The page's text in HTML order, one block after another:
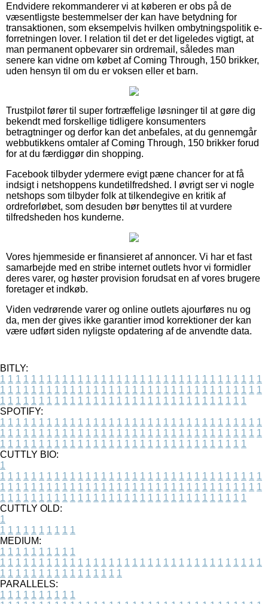
Endvidere rekommanderer vi at køberen er obs på de
væsentligste bestemmelser der kan have betydning for
transaktionen, som eksempelvis hvilken ombytningspolitik e-
forretningen lover. I relation til det er det ligeledes vigtigt, at
man permanent opbevarer sin ordremail, således man
senere kan vidne om købet af Coming Through, 150 brikker,
uden hensyn til om du er voksen eller et barn.
Trustpilot fører til super fortræffelige løsninger til at gøre dig
bekendt med forskellige tidligere konsumenters
betragtninger og derfor kan det anbefales, at du gennemgår
webbutikkens omtaler af Coming Through, 150 brikker forud
for at du færdiggør din shopping.
Facebook tilbyder ydermere evigt pæne chancer for at få
indsigt i netshoppens kundetilfredshed. I øvrigt ser vi nogle
netshops som tilbyder folk at tilkendegive en kritik af
ordreforløbet, som desuden bør benyttes til at vurdere
tilfredsheden hos kunderne.
Vores hjemmeside er finansieret af annoncer. Vi har et fast
samarbejde med en stribe internet outlets hvor vi formidler
deres varer, og høster provision forudsat en af vores brugere
foretager et indkøb.
Viden vedrørende varer og online outlets ajourføres nu og
da, men der gives ikke garantier imod korrektioner der kan
være udført siden nyligste opdatering af de anvendte data.
BITLY:
1 1 1 1 1 1 1 1 1 1 1 1 1 1 1 1 1 1 1 1 1 1 1 1 1 1 1 1 1 1 1 1 1 1
1 1 1 1 1 1 1 1 1 1 1 1 1 1 1 1 1 1 1 1 1 1 1 1 1 1 1 1 1 1 1 1 1 1
1 1 1 1 1 1 1 1 1 1 1 1 1 1 1 1 1 1 1 1 1 1 1 1 1 1 1 1 1 1 1 1
SPOTIFY:
1 1 1 1 1 1 1 1 1 1 1 1 1 1 1 1 1 1 1 1 1 1 1 1 1 1 1 1 1 1 1 1 1 1
1 1 1 1 1 1 1 1 1 1 1 1 1 1 1 1 1 1 1 1 1 1 1 1 1 1 1 1 1 1 1 1 1 1
1 1 1 1 1 1 1 1 1 1 1 1 1 1 1 1 1 1 1 1 1 1 1 1 1 1 1 1 1 1 1 1
CUTTLY BIO:
1
1 1 1 1 1 1 1 1 1 1 1 1 1 1 1 1 1 1 1 1 1 1 1 1 1 1 1 1 1 1 1 1 1 1
1 1 1 1 1 1 1 1 1 1 1 1 1 1 1 1 1 1 1 1 1 1 1 1 1 1 1 1 1 1 1 1 1 1
1 1 1 1 1 1 1 1 1 1 1 1 1 1 1 1 1 1 1 1 1 1 1 1 1 1 1 1 1 1 1 1
CUTTLY OLD:
1
1 1 1 1 1 1 1 1 1 1
MEDIUM:
1 1 1 1 1 1 1 1 1 1
1 1 1 1 1 1 1 1 1 1 1 1 1 1 1 1 1 1 1 1 1 1 1 1 1 1 1 1 1 1 1 1 1 1
1 1 1 1 1 1 1 1 1 1 1 1 1 1 1 1
PARALLELS:
1 1 1 1 1 1 1 1 1 1